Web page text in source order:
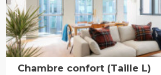
Chambre confort (Taille L)